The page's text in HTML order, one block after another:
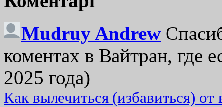
Mudruy Andrew
коментах в Вайтран, где
2025 года)
Как вылечиться (избавиться)